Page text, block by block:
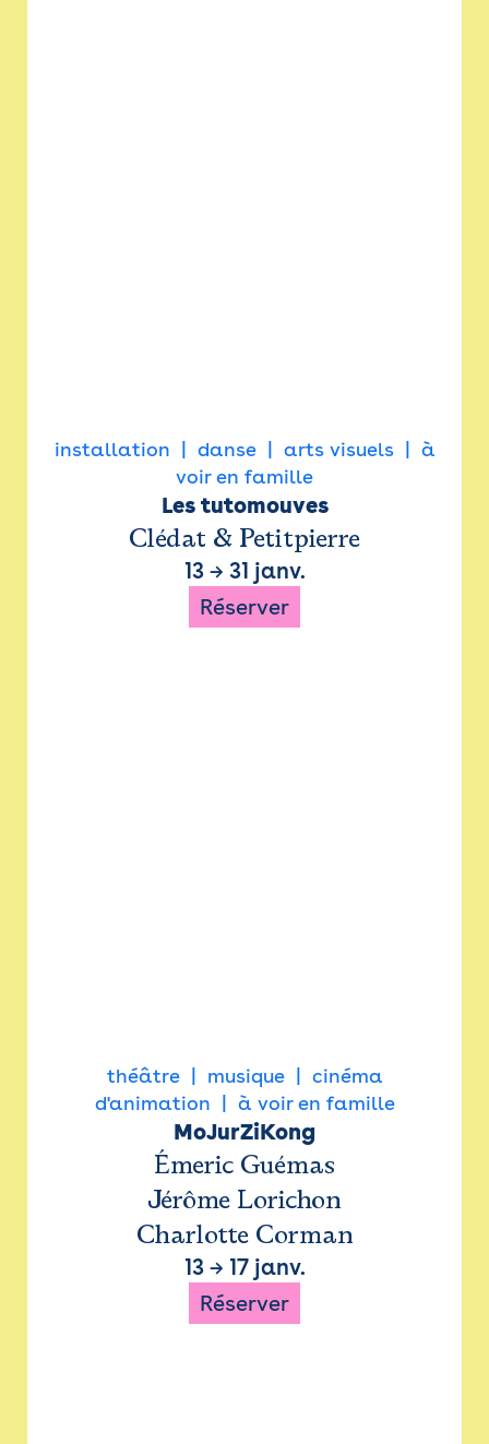
installation danse arts visuels
à
voir en famille
Les tutomouves
Clédat & Petitpierre
13→ 31 janv.
Réserver
théâtre musique
cinéma
d'animation
à voir en famille
MoJurZiKong
Émeric Guémas
Jérôme Lorichon
Charlotte Corman
13→ 17 janv.
Réserver